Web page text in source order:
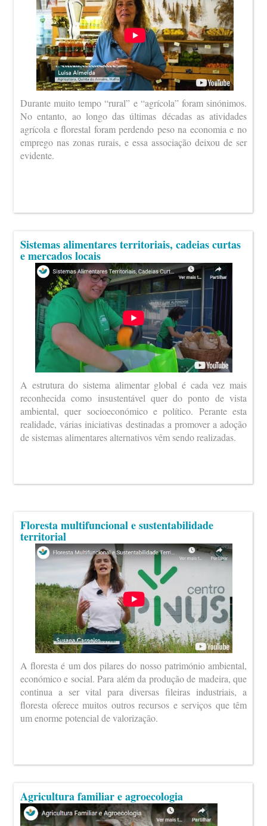
Durante muito tempo “rural” e “agrícola” foram sinónimos.
No entanto, ao longo das últimas décadas as atividades
agrícola e florestal foram perdendo peso na economia e no
emprego nas zonas rurais, e essa associação deixou de ser
evidente.
Sistemas alimentares territoriais, cadeias curtas
e mercados locais
A estrutura do sistema alimentar global é cada vez mais
reconhecida como insustentável quer do ponto de vista
ambiental, quer socioeconómico e político. Perante esta
realidade, várias iniciativas destinadas a promover a adoção
de sistemas alimentares alternativos vêm sendo realizadas.
Floresta multifuncional e sustentabilidade
territorial
A floresta é um dos pilares do nosso património ambiental,
económico e social. Para além da produção de madeira, que
continua a ser vital para diversas fileiras industriais, a
floresta oferece muitos outros recursos e serviços que têm
um enorme potencial de valorização.
Agricultura familiar e agroecologia